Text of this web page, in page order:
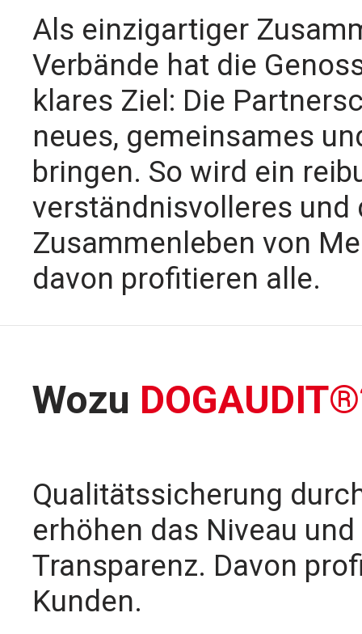
Als einzigartiger
Verbände hat die
klares Ziel: Die
neues, gemeinsames
bringen. So wird ein
verständnisvolleres
Zusammenleben von
davon profitieren alle.
Wozu
Qualitätssicherung
erhöhen das Niveau
Transparenz. Davon
Kunden.